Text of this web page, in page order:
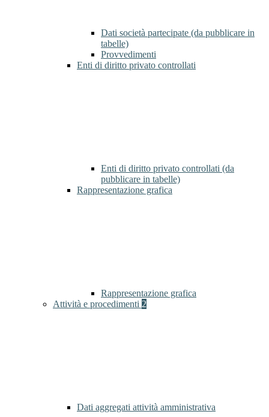
Dati società partecipate (da pubblicare in
tabelle)
Provvedimenti
Enti di diritto privato controllati
Enti di diritto privato controllati (da
pubblicare in tabelle)
Rappresentazione grafica
Rappresentazione grafica
Attività e procedimenti 2
Dati aggregati attività amministrativa